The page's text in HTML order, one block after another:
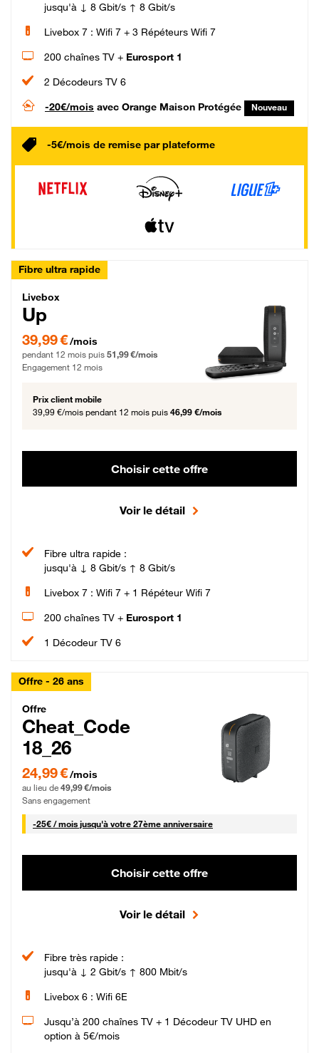
jusqu'à ↓ 8 Gbit/s ↑ 8 Gbit/s
Livebox 7 : Wifi 7 + 3 Répéteurs Wifi 7
200 chaînes TV + Eurosport 1
2 Décodeurs TV 6
-20€/mois avec Orange Maison Protégée Nouveau
-5€/mois de remise par plateforme
Fibre ultra rapide
Livebox Up Fibre
Livebox
Up
39,99 € par mois pendant 12 mois puis 51,99 € par mois, Engagement 12 mois
39,99 €/mois
pendant 12 mois puis 51,99 €/mois
Engagement 12 mois
Prix client mobile
39,99 €/mois pendant 12 mois puis 46,99 €/mois
Choisir cette offre
Voir le détail
Fibre ultra rapide :
jusqu'à ↓ 8 Gbit/s ↑ 8 Gbit/s
Livebox 7 : Wifi 7 + 1 Répéteur Wifi 7
200 chaînes TV + Eurosport 1
1 Décodeur TV 6
Offre - 26 ans
Cheat_Code Fibre_18_26
Offre
Cheat_Code
18_26
24,99 € par mois pendant 0 mois puis 49,99 € par mois, Sans engagement
24,99 €/mois
au lieu de 49,99 €/mois
Sans engagement
-25€ / mois25 € par mois
jusqu'à votre 27ème anniversaire
Choisir cette offre
Voir le détail
Fibre très rapide :
jusqu'à ↓ 2 Gbit/s ↑ 800 Mbit/s
Livebox 6 : Wifi 6E
Jusqu’à 200 chaînes TV + 1 Décodeur TV UHD en
option à 5€/mois